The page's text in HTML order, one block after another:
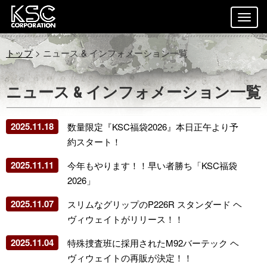
トップ> ニュース & インフォメーション一覧
ニュース & インフォメーション一覧
2025.11.18
数量限定『KSC福袋2026』本日正午より予
約スタート！
2025.11.11
今年もやります！！早い者勝ち「KSC福袋
2026」
2025.11.07
スリムなグリップのP226R スタンダード ヘ
ヴィウェイトがリリース！！
2025.11.04
特殊捜査班に採用されたM92バーテック ヘ
ヴィウェイトの再販が決定！！